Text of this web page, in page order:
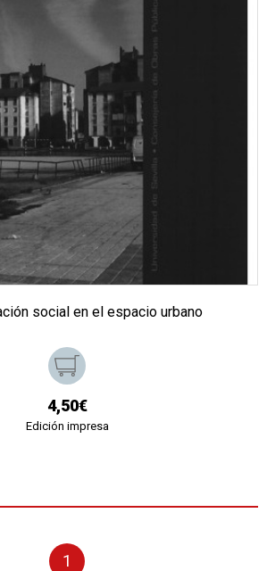
social en el espacio urbano
4,50€
Edición impresa
1